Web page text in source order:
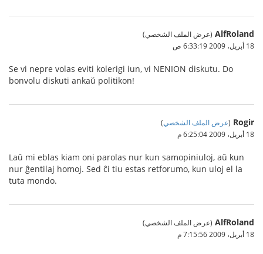
AlfRoland (عرض الملف الشخصي)
18 أبريل، 2009 6:33:19 ص
Se vi nepre volas eviti kolerigi iun, vi NENION diskutu. Do
bonvolu diskuti ankaŭ politikon!
Rogir
(عرض الملف الشخصي)
18 أبريل، 2009 6:25:04 م
Laŭ mi eblas kiam oni parolas nur kun samopiniuloj, aŭ kun
nur ĝentilaj homoj. Sed ĉi tiu estas retforumo, kun uloj el la
tuta mondo.
AlfRoland (عرض الملف الشخصي)
18 أبريل، 2009 7:15:56 م